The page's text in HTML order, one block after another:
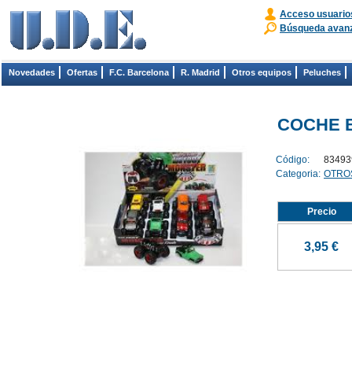
Acceso
Búsqueda
Novedades Ofertas F.C. Barcelona R. Madrid Otros equipos Peluches
COCHE
Código:
Categoria:
Precio
3,95 €